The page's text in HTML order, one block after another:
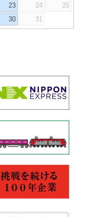
23 24
25
30 31